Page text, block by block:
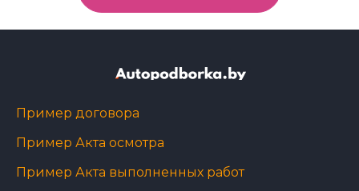
Пример договора
Пример Акта осмотра
Пример Акта выполненных работ